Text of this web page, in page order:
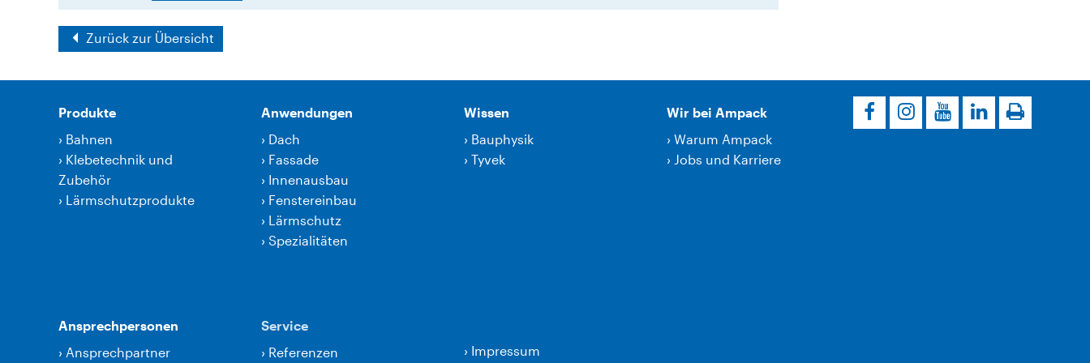
Zurück zur Übersicht
Produkte
› Bahnen
› Klebetechnik und
Zubehör
› Lärmschutzprodukte
Anwendungen
› Dach
› Fassade
› Innenausbau
› Fenstereinbau
› Lärmschutz
› Spezialitäten
Wissen
› Bauphysik
› Tyvek
Wir bei Ampack
› Warum Ampack
› Jobs und Karriere
Ansprechpersonen
› Ansprechpartner
Service
› Referenzen › Impressum